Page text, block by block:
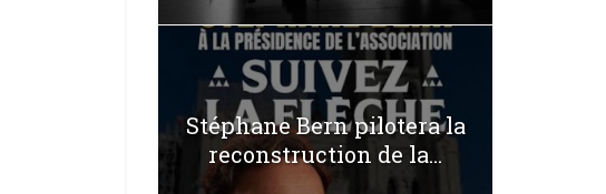
Stéphane Bern pilotera la
reconstruction de la...